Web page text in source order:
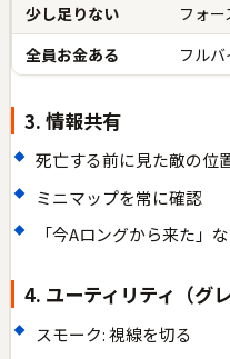
少し足りない
フォー
全員お金ある
フルバ
3. 情報共有
死亡する前に見た敵の位
ミニマップを常に確認
「今Aロングから来た」
4. ユーティリティ（グ
スモーク: 視線を切る